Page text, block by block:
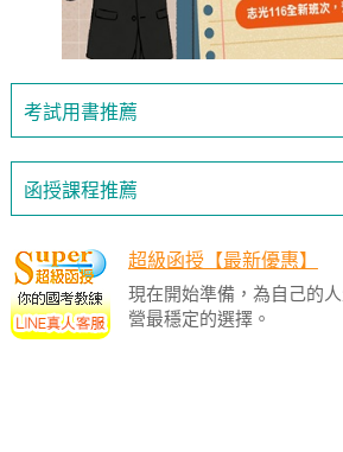
考試用書推薦
函授課程推薦
超級函授【最新優惠】
現在開始準備，為自己的
營最穩定的選擇。